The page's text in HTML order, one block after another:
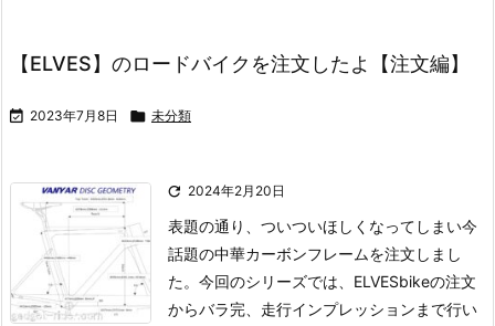
【ELVES】のロードバイクを注文したよ【注文編】
 2023年7月8日  未分類
 2024年2月20日
表題の通り、ついついほしくなってしまい今
話題の中華カーボンフレームを注文しまし
た。 今回のシリーズでは、ELVESbikeの注文
からバラ完、走行インプレッションまで行い